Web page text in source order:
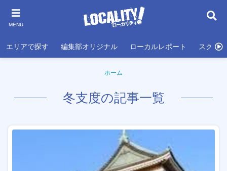
MENU
エリアで探す 編集部オリジナル ローカルレポート スクール
ホーム
冬支度の記事一覧